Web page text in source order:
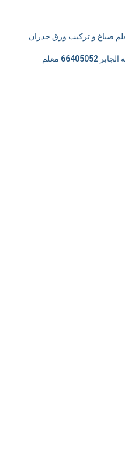
دهان صباغ ضاحية مبارك العبدالله الجابر 66405052 معلم